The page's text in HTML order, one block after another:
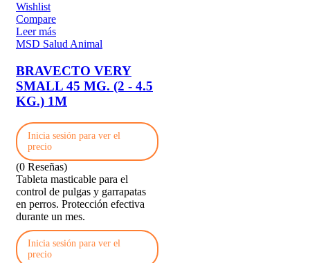
Wishlist
Compare
Leer más
MSD Salud Animal
BRAVECTO VERY
SMALL 45 MG. (2 - 4.5
KG.) 1M
Inicia sesión para ver el
precio
(0 Reseñas)
Tableta masticable para el
control de pulgas y garrapatas
en perros. Protección efectiva
durante un mes.
Inicia sesión para ver el
precio